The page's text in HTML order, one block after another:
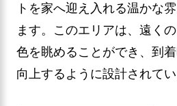
トを家へ迎え入れる温かな
ます。このエリアは、遠く
色を眺めることができ、到
向上するように設計されてい